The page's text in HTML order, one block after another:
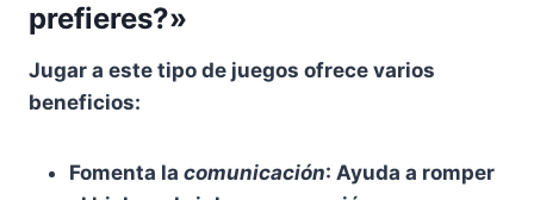
prefieres?»
Jugar a este tipo de juegos ofrece varios
beneficios:
Fomenta la comunicación: Ayuda a romper